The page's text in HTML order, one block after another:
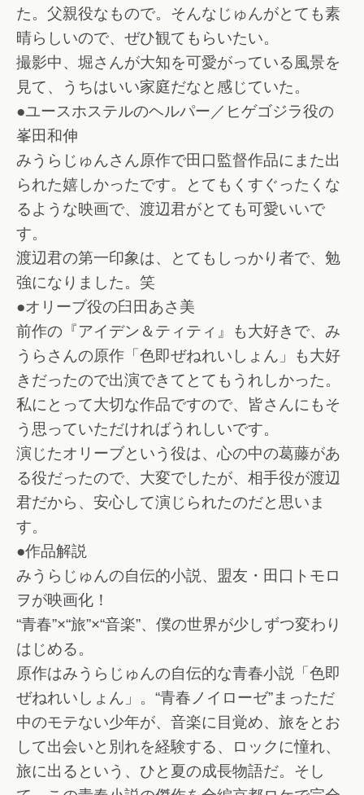
た。父親役なもので。そんなじゅんがとても素
晴らしいので、ぜひ観てもらいたい。
撮影中、堀さんが大知を可愛がっている風景を
見て、うちはいい家庭だなと感じていた。
●ユースホステルのヘルパー／ヒゲゴジラ役の
峯田和伸
みうらじゅんさん原作で田口監督作品にまた出
られた嬉しかったです。とてもくすぐったくな
るような映画で、渡辺君がとても可愛いいで
す。
渡辺君の第一印象は、とてもしっかり者で、勉
強になりました。笑
●オリーブ役の臼田あさ美
前作の『アイデン＆ティティ』も大好きで、み
うらさんの原作「色即ぜねれいしょん」も大好
きだったので出演できてとてもうれしかった。
私にとって大切な作品ですので、皆さんにもそ
う思っていただければうれしいです。
演じたオリーブという役は、心の中の葛藤があ
る役だったので、大変でしたが、相手役が渡辺
君だから、安心して演じられたのだと思いま
す。
●作品解説
みうらじゅんの自伝的小説、盟友・田口トモロ
ヲが映画化！
“青春”×“旅”×“音楽”、僕の世界が少しずつ変わり
はじめる。
原作はみうらじゅんの自伝的な青春小説「色即
ぜねれいしょん」。“青春ノイローゼ”まっただ
中のモテない少年が、音楽に目覚め、旅をとお
して出会いと別れを経験する、ロックに憧れ、
旅に出るという、ひと夏の成長物語だ。そし